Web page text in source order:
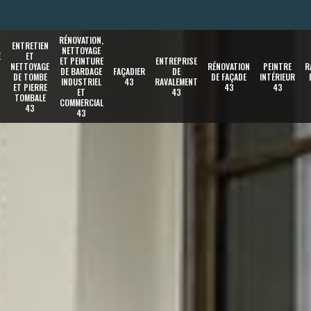
ENTRETIEN
ET
NETTOYAGE
DE TOMBE
ET PIERRE
TOMBALE
43
RÉNOVATION,
NETTOYAGE
ET PEINTURE
DE BARDAGE
INDUSTRIEL
ET
COMMERCIAL
43
FAÇADIER
43
ENTREPRISE
DE
RAVALEMENT
43
RÉNOVATION
DE FAÇADE
43
PEINTRE
INTÉRIEUR
43